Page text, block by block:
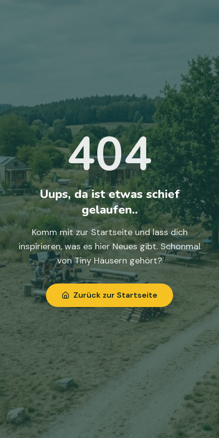
404
Uups, da ist etwas schief
gelaufen..
Komm mit zur Startseite und lass dich
inspirieren, was es hier Neues gibt. Schonmal
von Tiny Häusern gehört?
Zurück zur Startseite